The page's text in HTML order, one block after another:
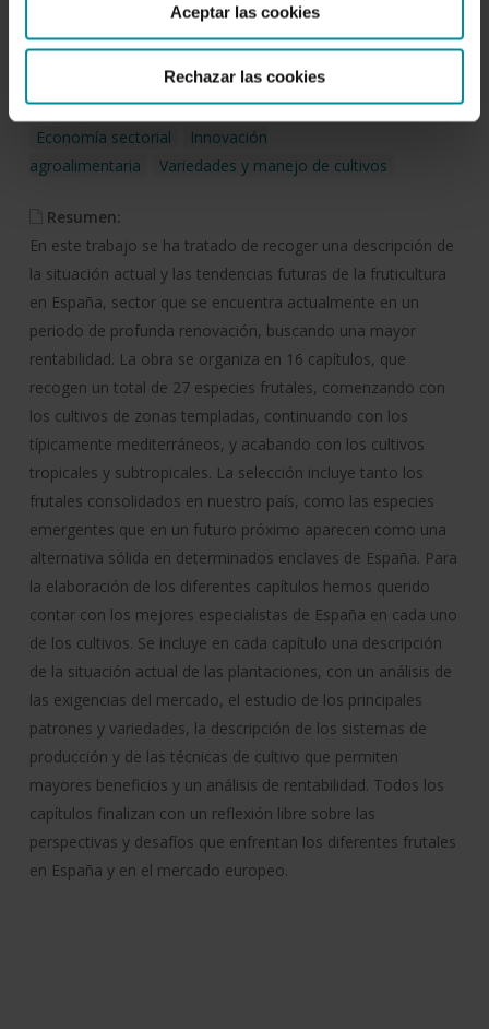
Aceptar las cookies
Rechazar las cookies
AL-365-2010
Temática:
Economía sectorial
Innovación
agroalimentaria
Variedades y manejo de cultivos
Resumen:
En este trabajo se ha tratado de recoger una descripción de
la situación actual y las tendencias futuras de la fruticultura
en España, sector que se encuentra actualmente en un
periodo de profunda renovación, buscando una mayor
rentabilidad. La obra se organiza en 16 capítulos, que
recogen un total de 27 especies frutales, comenzando con
los cultivos de zonas templadas, continuando con los
típicamente mediterráneos, y acabando con los cultivos
tropicales y subtropicales. La selección incluye tanto los
frutales consolidados en nuestro país, como las especies
emergentes que en un futuro próximo aparecen como una
alternativa sólida en determinados enclaves de España. Para
la elaboración de los diferentes capítulos hemos querido
contar con los mejores especialistas de España en cada uno
de los cultivos. Se incluye en cada capítulo una descripción
de la situación actual de las plantaciones, con un análisis de
las exigencias del mercado, el estudio de los principales
patrones y variedades, la descripción de los sistemas de
producción y de las técnicas de cultivo que permiten
mayores beneficios y un análisis de rentabilidad. Todos los
capítulos finalizan con un reflexión libre sobre las
perspectivas y desafíos que enfrentan los diferentes frutales
en España y en el mercado europeo.